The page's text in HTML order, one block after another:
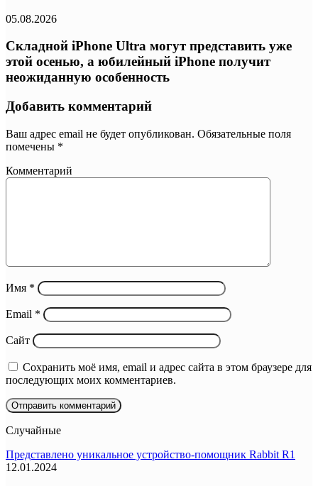
05.08.2026
Складной iPhone Ultra могут представить уже
этой осенью, а юбилейный iPhone получит
неожиданную особенность
Добавить комментарий
Ваш адрес email не будет опубликован. Обязательные поля
помечены *
Комментарий
Имя *
Email *
Сайт
Сохранить моё имя, email и адрес сайта в этом браузере для
последующих моих комментариев.
Случайные
Представлено уникальное устройство-помощник Rabbit R1
12.01.2024